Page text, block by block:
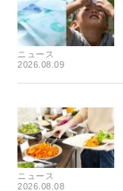
ニュース
2026.08.09
ニュース
2026.08.08